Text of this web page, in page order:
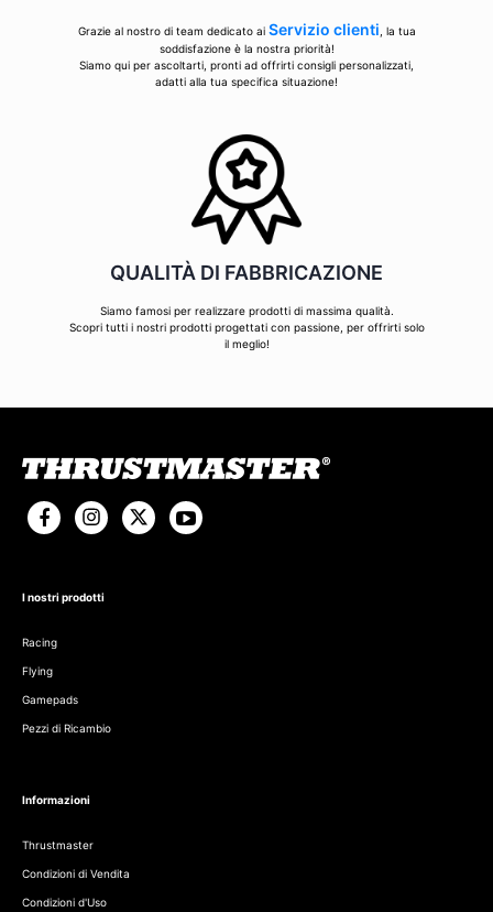
Grazie al nostro di team dedicato ai Servizio clienti , la tua
soddisfazione è la nostra priorità!
Siamo qui per ascoltarti, pronti ad offrirti consigli personalizzati,
adatti alla tua specifica situazione!
QUALITÀ DI FABBRICAZIONE
Siamo famosi per realizzare prodotti di massima qualità.
Scopri tutti i nostri prodotti progettati con passione, per offrirti solo
il meglio!
I nostri prodotti
Racing
Flying
Gamepads
Pezzi di Ricambio
Informazioni
Thrustmaster
Condizioni di Vendita
Condizioni d'Uso